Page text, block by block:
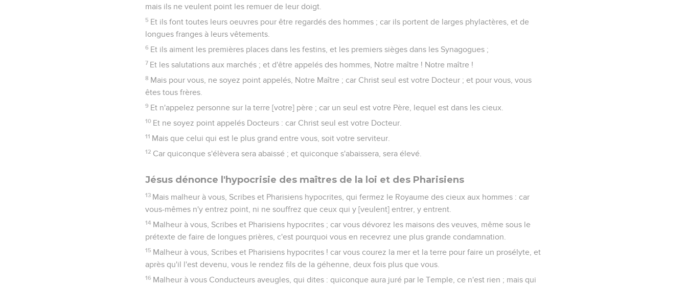
mais ils ne veulent point les remuer de leur doigt.
5 Et ils font toutes leurs oeuvres pour être regardés des hommes ; car ils portent de larges phylactères, et de
longues franges à leurs vêtements.
6 Et ils aiment les premières places dans les festins, et les premiers sièges dans les Synagogues ;
7 Et les salutations aux marchés ; et d'être appelés des hommes, Notre maître ! Notre maître !
8 Mais pour vous, ne soyez point appelés, Notre Maître ; car Christ seul est votre Docteur ; et pour vous, vous
êtes tous frères.
9 Et n'appelez personne sur la terre [votre] père ; car un seul est votre Père, lequel est dans les cieux.
10 Et ne soyez point appelés Docteurs : car Christ seul est votre Docteur.
11 Mais que celui qui est le plus grand entre vous, soit votre serviteur.
12 Car quiconque s'élèvera sera abaissé ; et quiconque s'abaissera, sera élevé.
Jésus dénonce l'hypocrisie des maîtres de la loi et des Pharisiens
13 Mais malheur à vous, Scribes et Pharisiens hypocrites, qui fermez le Royaume des cieux aux hommes : car
vous-mêmes n'y entrez point, ni ne souffrez que ceux qui y [veulent] entrer, y entrent.
14 Malheur à vous, Scribes et Pharisiens hypocrites ; car vous dévorez les maisons des veuves, même sous le
prétexte de faire de longues prières, c'est pourquoi vous en recevrez une plus grande condamnation.
15 Malheur à vous, Scribes et Pharisiens hypocrites ! car vous courez la mer et la terre pour faire un prosélyte, et
après qu'il l'est devenu, vous le rendez fils de la géhenne, deux fois plus que vous.
16 Malheur à vous Conducteurs aveugles, qui dites : quiconque aura juré par le Temple, ce n'est rien ; mais qui